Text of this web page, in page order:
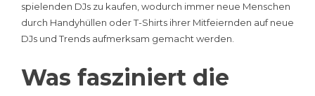
spielenden DJs zu kaufen, wodurch immer neue Menschen
durch Handyhüllen oder T-Shirts ihrer Mitfeiernden auf neue
DJs und Trends aufmerksam gemacht werden.
Was fasziniert die